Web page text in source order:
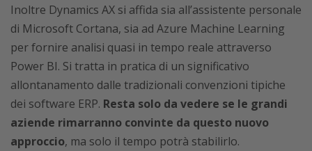
Inoltre Dynamics AX si affida sia all’assistente personale
di Microsoft Cortana, sia ad Azure Machine Learning
per fornire analisi quasi in tempo reale attraverso
Power BI. Si tratta in pratica di un significativo
allontanamento dalle tradizionali convenzioni tipiche
dei software ERP. Resta solo da vedere se le grandi
aziende rimarranno convinte da questo nuovo
approccio, ma solo il tempo potrà stabilirlo.